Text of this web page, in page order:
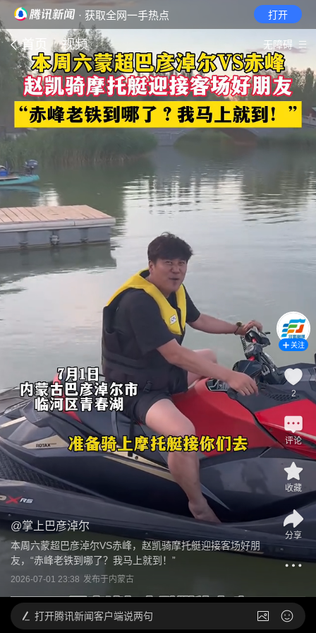
· 获取全网一手热点 打开
首页 视频 无障碍
@掌上巴彦淖尔
本周六蒙超巴彦淖尔VS赤峰，赵凯骑摩托艇迎接客场好朋
友，“赤峰老铁到哪了？我马上就到！”
2026-07-01 23:38 发布于内蒙古
关注
2
评论
收藏
分享
打开腾讯新闻客户端说两句